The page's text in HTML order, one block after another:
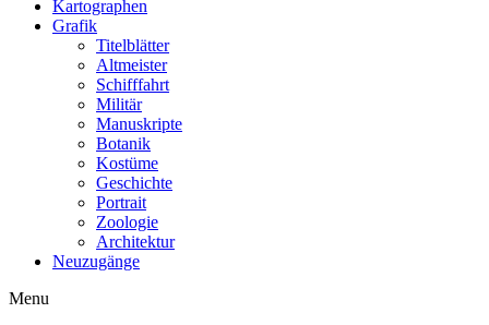
Kartographen
Grafik
Titelblätter
Altmeister
Schifffahrt
Militär
Manuskripte
Botanik
Kostüme
Geschichte
Portrait
Zoologie
Architektur
Neuzugänge
Menu